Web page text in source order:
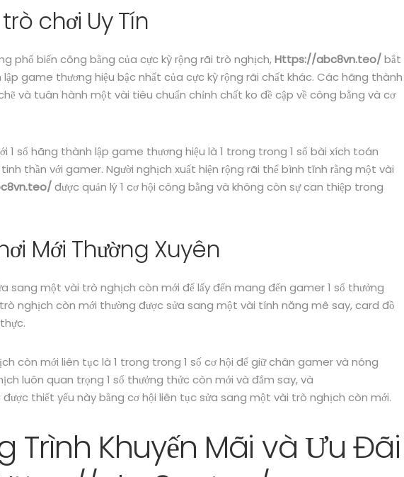
chơi Uy Tín
phổ biến công bằng của cực kỳ rộng rãi trò nghịch,Https://abc8vn.teo/bắt
game thương hiệu bậc nhất của cực kỳ rộng rãi chất khác. Các hãng thành
và tuân hành một vài tiêu chuẩn chỉnh chất ko đề cập về công bằng và cơ
số hãng thành lập game thương hiệu là 1 trong trong 1 số bài xích toán
thần với gamer. Người nghịch xuất hiện rộng rãi thể bình tĩnh rằng một vài
được quản lý 1 cơ hội công bằng và không còn sự can thiệp trong
Mới Thường Xuyên
sang một vài trò nghịch còn mới để lấy đến mang đến gamer 1 số thưởng
nghịch còn mới thường được sửa sang một vài tính năng mê say, card đồ
còn mới liên tục là 1 trong trong 1 số cơ hội để giữ chân gamer và nóng
luôn quan trọng 1 số thưởng thức còn mới và đắm say, và
thiết yếu này bằng cơ hội liên tục sửa sang một vài trò nghịch còn mới.
Trình Khuyến Mãi và Ưu Đãi